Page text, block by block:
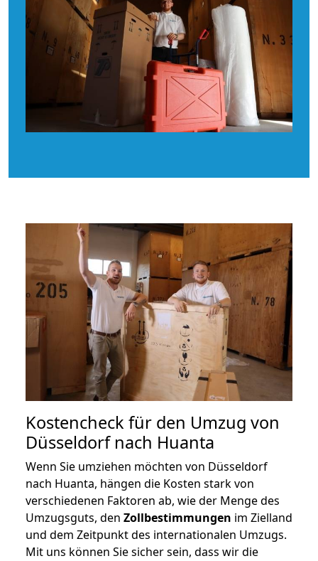
Kostencheck für den Umzug von
Düsseldorf nach Huanta
Wenn Sie umziehen möchten von Düsseldorf
nach Huanta, hängen die Kosten stark von
verschiedenen Faktoren ab, wie der Menge des
Umzugsguts, den Zollbestimmungen im Zielland
und dem Zeitpunkt des internationalen Umzugs.
Mit uns können Sie sicher sein, dass wir die